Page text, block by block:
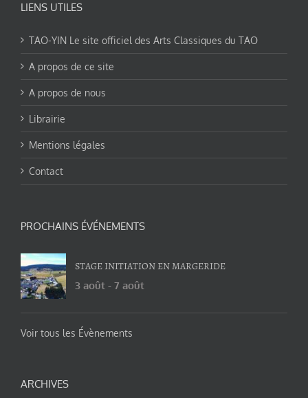
LIENS UTILES
TAO-YIN Le site officiel des Arts Classiques du TAO
A propos de ce site
A propos de nous
Librairie
Mentions légales
Contact
PROCHAINS ÉVÉNEMENTS
STAGE INITIATION EN MARGERIDE
3 août - 7 août
Voir tous les Évènements
ARCHIVES